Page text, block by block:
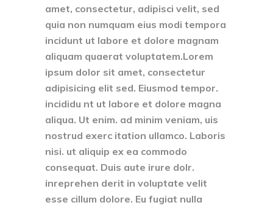
amet, consectetur, adipisci velit, sed
quia non numquam eius modi tempora
incidunt ut labore et dolore magnam
aliquam quaerat voluptatem.Lorem
ipsum dolor sit amet, consectetur
adipisicing elit sed. Eiusmod tempor.
incididu nt ut labore et dolore magna
aliqua. Ut enim. ad minim veniam, uis
nostrud exerc itation ullamco. Laboris
nisi. ut aliquip ex ea commodo
consequat. Duis aute irure dolr.
inreprehen derit in voluptate velit
esse cillum dolore. Eu fugiat nulla